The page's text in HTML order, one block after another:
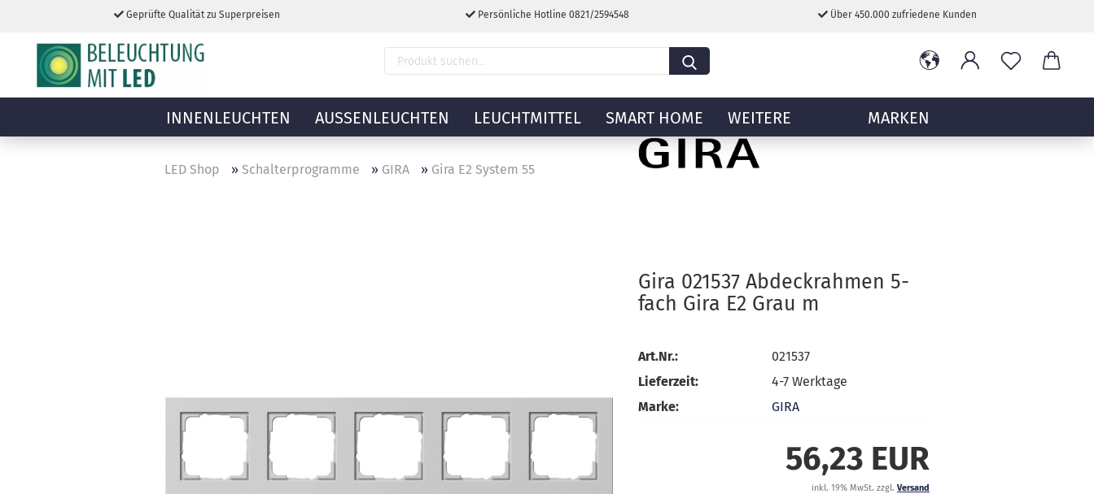
Geprüfte Qualität zu Superpreisen Persönliche Hotline 0821/2594548 Über 450.000 zufriedene Kunden
INNENLEUCHTEN AUSSENLEUCHTEN LEUCHTMITTEL SMART HOME MARKEN
WEITERE
LED Shop » Schalterprogramme » GIRA » Gira E2 System 55
Gira 021537 Abdeckrahmen 5-
fach Gira E2 Grau m
Art.Nr.:
021537
Lieferzeit:
4-7 Werktage
Marke:
GIRA
56,23 EUR
inkl. 19% MwSt. zzgl. Versand